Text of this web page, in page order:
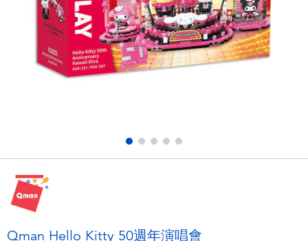
電子玩具
遊戲及拼圖系列
派對用品
playpop
LEGO樂高
Tomica多美
Qman Hello Kitty 50週年演唱會